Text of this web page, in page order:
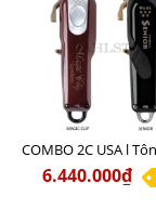
6.440.000₫